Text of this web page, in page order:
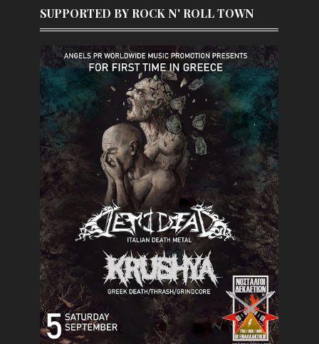
SUPPORTED BY ROCK N' ROLL TOWN